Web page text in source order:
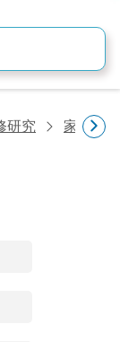
研究 家電研究